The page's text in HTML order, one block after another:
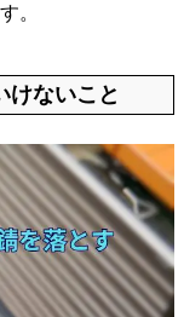
。
けないこと